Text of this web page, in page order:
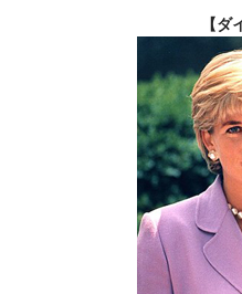
【ダ